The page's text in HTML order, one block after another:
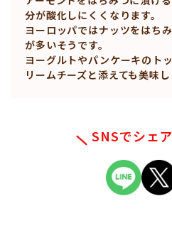
分が酸化しにくくなります。
ヨーロッパではナッツをはち
が多いそうです。
ヨーグルトやパンケーキのト
リームチーズと添えても美味し
SNSでシェ